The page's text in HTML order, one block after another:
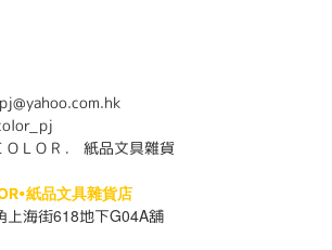
O L O R ． 紙品文具雜貨
紙品文具雜貨店
上海街618地下G04A舖